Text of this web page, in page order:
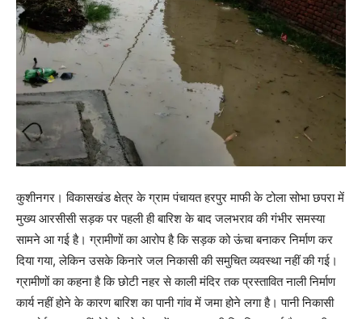
कुशीनगर। विकासखंड क्षेत्र के ग्राम पंचायत हरपुर माफी के टोला सोभा छपरा में
मुख्य आरसीसी सड़क पर पहली ही बारिश के बाद जलभराव की गंभीर समस्या
सामने आ गई है। ग्रामीणों का आरोप है कि सड़क को ऊंचा बनाकर निर्माण कर
दिया गया, लेकिन उसके किनारे जल निकासी की समुचित व्यवस्था नहीं की गई।
ग्रामीणों का कहना है कि छोटी नहर से काली मंदिर तक प्रस्तावित नाली निर्माण
कार्य नहीं होने के कारण बारिश का पानी गांव में जमा होने लगा है। पानी निकासी